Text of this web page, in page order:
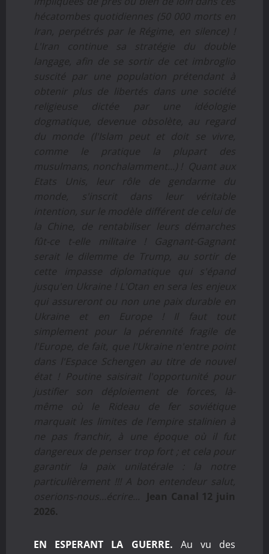
hécatombes quotidiennes (50 000 morts en
Iran, perpétrés par le Régime, en silence) !
L'Iran continue sa stratégie du double
langage, afin de se sortir de cet imbroglio
suscité par une population prétendant à
obtenir plus de libertés dans une société
religieuse dictée par une idéologie
dogmatique, devenue obsolète, au regard
du monde (l'Islam peut et doit se vivre,
comme le pratique la plupart des
musulmans, nonchalamment...) ! Quant aux
Etats Unis, leur rôle de gendarme du
monde, s'inscrit dans leur véritable
intention, sur le modèle différent de celui de
la Chine, de rentabiliser leurs démarches
fût-ce t-elle militaire ! Gagnant-Gagnant
serait le dilemme de Trump, au sortir de
cette impasse diplomatique qui s'épand
jusqu'en Ukraine ! L'Otan en sera les enjeux
qui assureront ou non une paix durable en
Ukraine et en Europe ! Il faut tout
simplement pour la pérennité fragile de
l'Europe, de fait, que l'Ukraine n'entre point
dans l'Espace Schengen au titre de nouvel
état ! Poutine saisirait l'opportunité pour
justifier son déploiement de forces, là-
même où le Rideau de fer soviétique
marquait les limites de l'empire stalinien à
ne pas franchir, à une époque où il fut
dangereux de penser trop fort ; et cela pour
garantir la paix unilatérale : la notre
particulièrement !!! A bon entendeur salut,
oserions-nous...écrire...
Jean Canal 12 juin
2026.
EN ESPERANT LA GUERRE. Au vu des